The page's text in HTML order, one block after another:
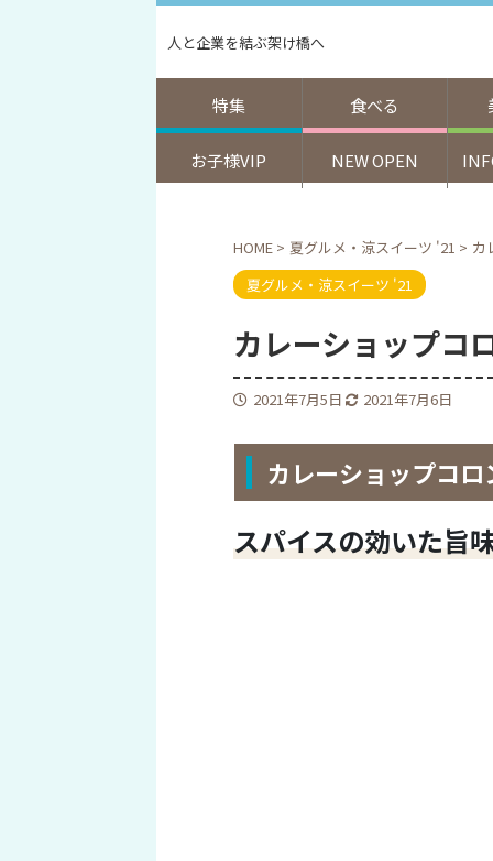
人と企業を結ぶ架け橋へ
特集 食べる
お子様VIP NEW OPEN
HOME > 夏グルメ・涼スイーツ '21 > カ
夏グルメ・涼スイーツ '21
カレーショップコ
2021年7月5日 2021年7月6日
カレーショップコ
スパイスの効いた旨